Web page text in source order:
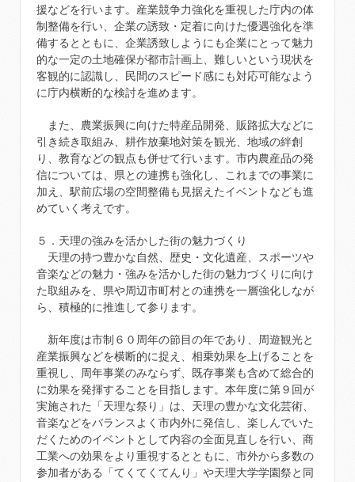
援などを行います。産業競争力強化を重視した庁内の体
制整備を行い、企業の誘致・定着に向けた優遇強化を準
備するとともに、企業誘致しようにも企業にとって魅力
的な一定の土地確保が都市計画上、難しいという現状を
客観的に認識し、民間のスピード感にも対応可能なよう
に庁内横断的な検討を進めます。
また、農業振興に向けた特産品開発、販路拡大などに
引き続き取組み、耕作放棄地対策を観光、地域の絆創
り、教育などの観点も併せて行います。市内農産品の発
信については、県との連携も強化し、これまでの事業に
加え、駅前広場の空間整備も見据えたイベントなども進
めていく考えです。
５．天理の強みを活かした街の魅力づくり
天理の持つ豊かな自然、歴史・文化遺産、スポーツや
音楽などの魅力・強みを活かした街の魅力づくりに向け
た取組みを、県や周辺市町村との連携を一層強化しなが
ら、積極的に推進して参ります。
新年度は市制６０周年の節目の年であり、周遊観光と
産業振興などを横断的に捉え、相乗効果を上げることを
重視し、周年事業のみならず、既存事業も含めて総合的
に効果を発揮することを目指します。本年度に第９回が
実施された「天理な祭り」は、天理の豊かな文化芸術、
音楽などをバランスよく市内外に発信し、楽しんでいた
だくためのイベントとして内容の全面見直しを行い、商
工業への効果をより重視するとともに、市外から多数の
参加者がある「てくてくてんり」や天理大学学園祭と同